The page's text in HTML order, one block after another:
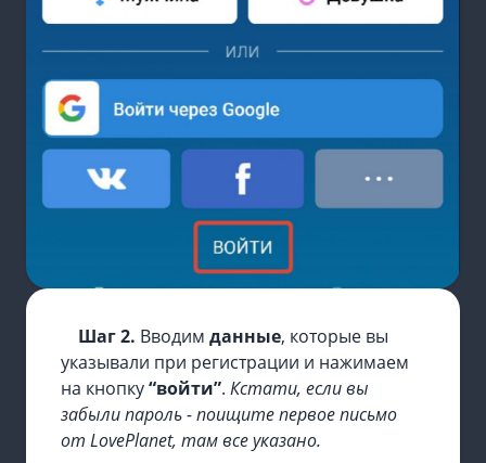
Шаг 2. Вводим данные, которые вы
указывали при регистрации и нажимаем
на кнопку“войти”. Кстати, если вы
забыли пароль - поищите первое письмо
от LovePlanet, там все указано.